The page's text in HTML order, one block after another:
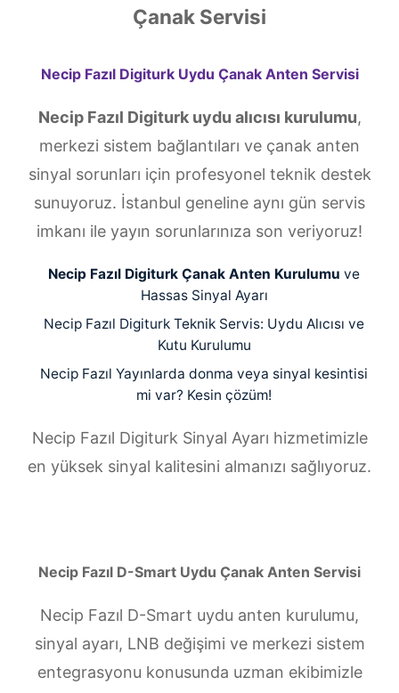
Çanak Servisi
Necip Fazıl Digiturk Uydu Çanak Anten Servisi
Necip Fazıl Digiturk uydu alıcısı kurulumu,
merkezi sistem bağlantıları ve çanak anten
sinyal sorunları için profesyonel teknik destek
sunuyoruz. İstanbul geneline aynı gün servis
imkanı ile yayın sorunlarınıza son veriyoruz!
Necip Fazıl Digiturk Çanak Anten Kurulumu ve
Hassas Sinyal Ayarı
Necip Fazıl Digiturk Teknik Servis: Uydu Alıcısı ve
Kutu Kurulumu
Necip Fazıl Yayınlarda donma veya sinyal kesintisi
mi var? Kesin çözüm!
Necip Fazıl Digiturk Sinyal Ayarı hizmetimizle
en yüksek sinyal kalitesini almanızı sağlıyoruz.
Necip Fazıl D-Smart Uydu Çanak Anten Servisi
Necip Fazıl D-Smart uydu anten kurulumu,
sinyal ayarı, LNB değişimi ve merkezi sistem
entegrasyonu konusunda uzman ekibimizle